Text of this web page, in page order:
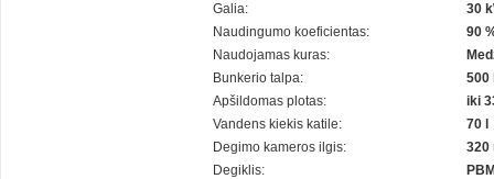
Galia:
30
Naudingumo koeficientas:
90
Naudojamas kuras:
Bunkerio talpa:
500
Apšildomas plotas:
iki
Vandens kiekis katile:
70 l
Degimo kameros ilgis:
320
Degiklis: